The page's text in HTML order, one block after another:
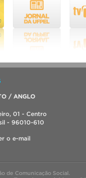
/ ANGLO
01 - Centro
- 96010-610
o e-mail
de Comunicação Social.